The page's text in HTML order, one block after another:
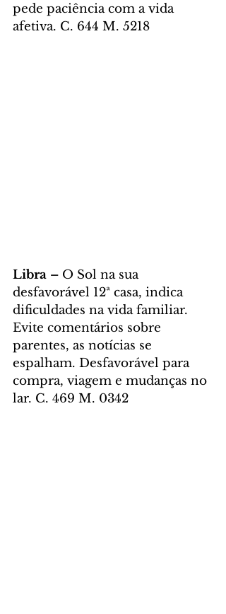
pede paciência com a vida
afetiva. C. 644 M. 5218
Libra – O Sol na sua
desfavorável 12ª casa, indica
dificuldades na vida familiar.
Evite comentários sobre
parentes, as notícias se
espalham. Desfavorável para
compra, viagem e mudanças no
lar. C. 469 M. 0342